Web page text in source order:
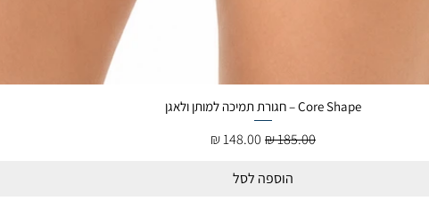
Core Shape – חגורת תמיכה למותן ולאגן
מחיר רגיל מחיר מבצע
הוספה לסל